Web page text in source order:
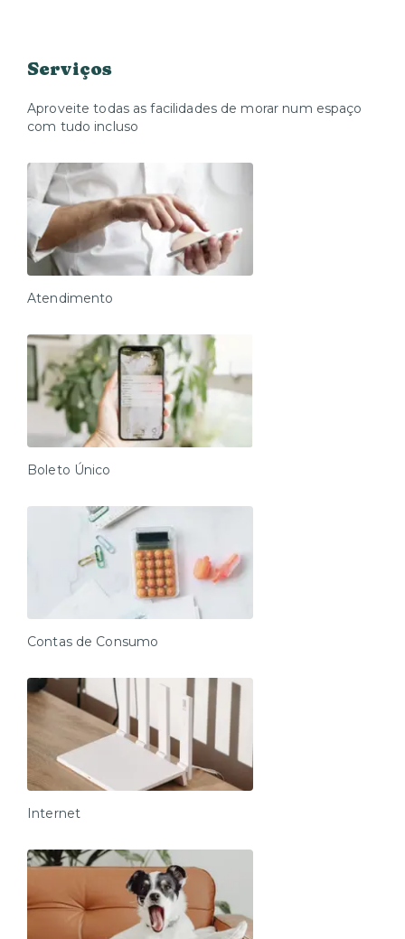
Serviços
Aproveite todas as facilidades de morar num espaço
com tudo incluso
Atendimento
Boleto Único
Contas de Consumo
Internet